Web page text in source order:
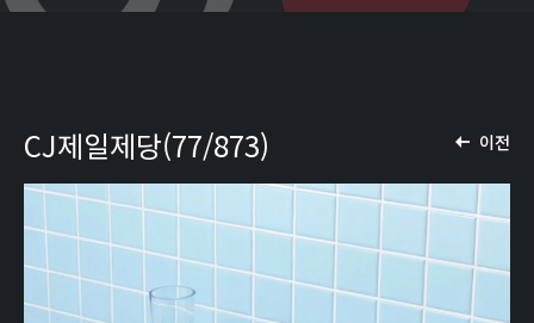
이전
CJ제일제당(77/873)